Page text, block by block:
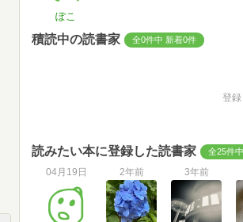
ぽこ
積読中の読書家 全0件中 新着0件
登
読みたい本に登録した読書家 全25件
04月19日 2年前 3年前